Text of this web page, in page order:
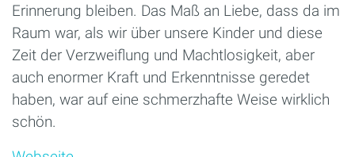
Erinnerung bleiben. Das Maß an Liebe, dass da im
Raum war, als wir über unsere Kinder und diese
Zeit der Verzweiflung und Machtlosigkeit, aber
auch enormer Kraft und Erkenntnisse geredet
haben, war auf eine schmerzhafte Weise wirklich
schön.